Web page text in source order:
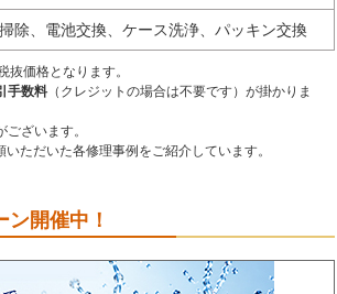
除、電池交換、ケース洗浄、パッキン交換
価格となります。
手数料 （クレジットの場合は不要です）が掛かりま
ざいます。
ただいた各修理事例をご紹介しています。
開催中！